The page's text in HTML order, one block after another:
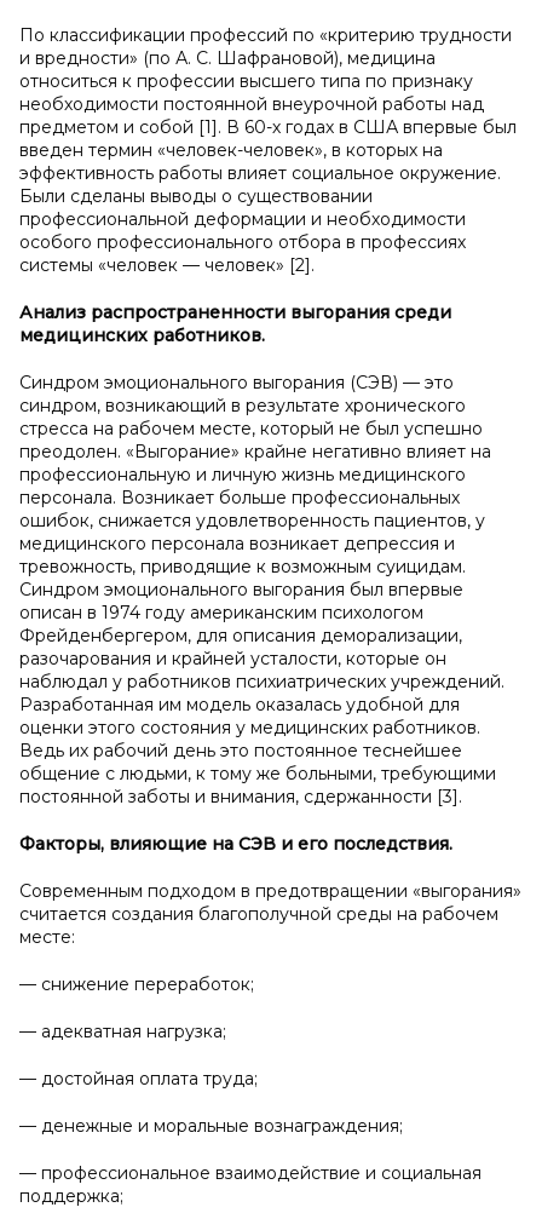
По классификации профессий по «критерию трудности
и вредности» (по А. С. Шафрановой), медицина
относиться к профессии высшего типа по признаку
необходимости постоянной внеурочной работы над
предметом и собой [1]. В 60-х годах в США впервые был
введен термин «человек-человек», в которых на
эффективность работы влияет социальное окружение.
Были сделаны выводы о существовании
профессиональной деформации и необходимости
особого профессионального отбора в профессиях
системы «человек — человек» [2].
Анализ распространенности выгорания среди
медицинских работников.
Синдром эмоционального выгорания (СЭВ) — это
синдром, возникающий в результате хронического
стресса на рабочем месте, который не был успешно
преодолен. «Выгорание» крайне негативно влияет на
профессиональную и личную жизнь медицинского
персонала. Возникает больше профессиональных
ошибок, снижается удовлетворенность пациентов, у
медицинского персонала возникает депрессия и
тревожность, приводящие к возможным суицидам.
Синдром эмоционального выгорания был впервые
описан в 1974 году американским психологом
Фрейденбергером, для описания деморализации,
разочарования и крайней усталости, которые он
наблюдал у работников психиатрических учреждений.
Разработанная им модель оказалась удобной для
оценки этого состояния у медицинских работников.
Ведь их рабочий день это постоянное теснейшее
общение с людьми, к тому же больными, требующими
постоянной заботы и внимания, сдержанности [3].
Факторы, влияющие на СЭВ и его последствия.
Современным подходом в предотвращении «выгорания»
считается создания благополучной среды на рабочем
месте:
— снижение переработок;
— адекватная нагрузка;
— достойная оплата труда;
— денежные и моральные вознаграждения;
— профессиональное взаимодействие и социальная
поддержка;